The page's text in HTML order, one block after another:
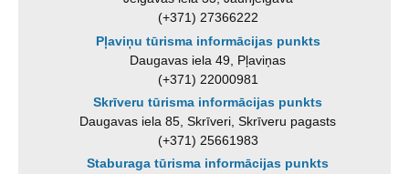
(+371) 27366222
Pļaviņu tūrisma informācijas punkts
Daugavas iela 49, Pļaviņas
(+371) 22000981
Skrīveru tūrisma informācijas punkts
Daugavas iela 85, Skrīveri, Skrīveru pagasts
(+371) 25661983
Staburaga tūrisma informācijas punkts